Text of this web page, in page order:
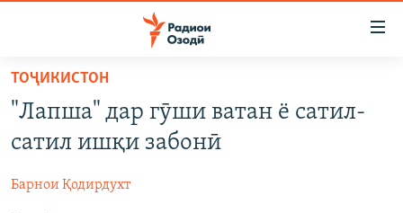
Ҷаҳиш
мояи
аслӣ
ба
ГӮШАҲО
ҶОМЕА
САЛОМ, ХОҲАР
ТОҶИКИСТОН
"Лапша" дар гӯши ватан ё сатил-
сатил ишқи забонӣ
Барнои Қодирдухт